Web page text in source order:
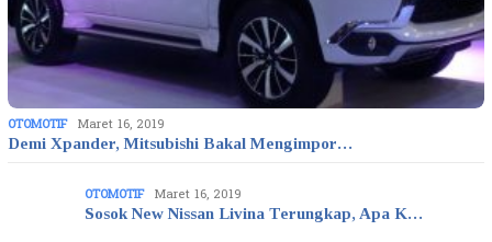
OTOMOTIF Maret 16, 2019
Demi Xpander, Mitsubishi Bakal Mengimpor…
OTOMOTIF Maret 16, 2019
Sosok New Nissan Livina Terungkap, Apa K…